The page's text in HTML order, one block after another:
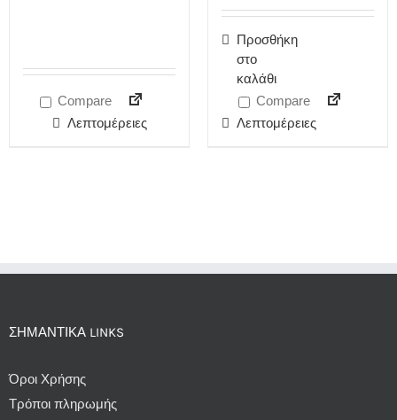
Compare
Λεπτομέρειες
Προσθήκη
στο
καλάθι
Compare
Λεπτομέρειες
ΣΗΜΑΝΤΙΚΆ LINKS
Όροι Χρήσης
Τρόποι πληρωμής